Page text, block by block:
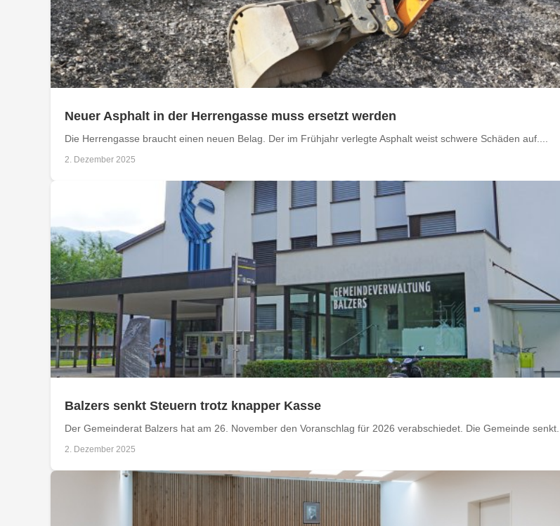
Neuer Asphalt in der Herrengasse muss ersetzt werden
Die Herrengasse braucht einen neuen Belag. Der im Frühjahr verlegte Asphalt weist schwere Schäden auf....
2. Dezember 2025
Balzers senkt Steuern trotz knapper Kasse
Der Gemeinderat Balzers hat am 26. November den Voranschlag für 2026 verabschiedet. Die Gemeinde senkt...
2. Dezember 2025